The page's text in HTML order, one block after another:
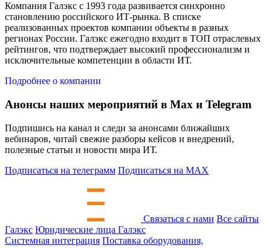
Компания Галэкс с 1993 года развивается синхронно
становлению российского ИТ-рынка. В списке
реализованных проектов компании объекты в разных
регионах России. Галэкс ежегодно входит в ТОП отраслевых
рейтингов, что подтверждает высокий профессионализм и
исключительные компетенции в области ИТ.
Подробнее о компании
Анонсы наших мероприятий в Max и Telegram
Подпишись на канал и следи за анонсами ближайших
вебинаров, читай свежие разборы кейсов и внедрений,
полезные статьи и новости мира ИТ.
Подписаться на телеграмм Подписаться на MAX
Связаться с нами Все сайты
Галэкс Юридические лица Галэкс
Системная интеграция Поставка оборудования,